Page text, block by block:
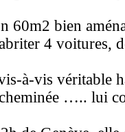
60m2 bien
4 voitures,
à-vis véritable
….. lui